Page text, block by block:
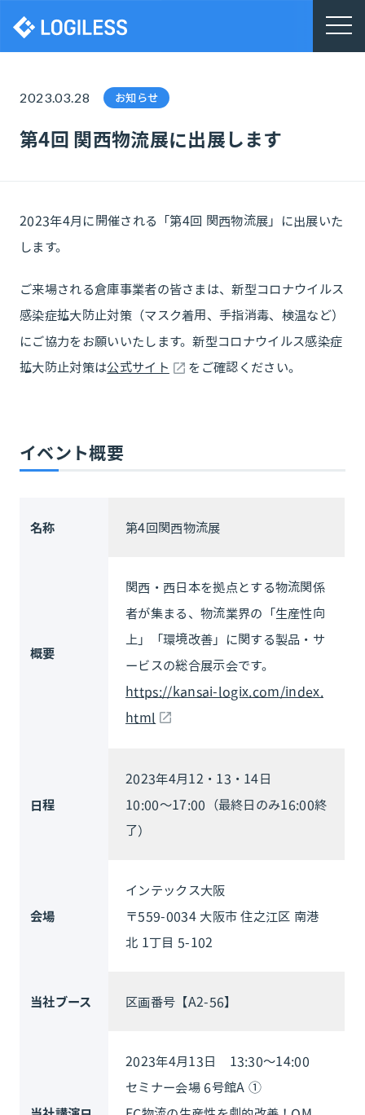
株式会社ロジレス
2023.03.28 お知らせ
第4回 関西物流展に出展します
2023年4月に開催される「第4回 関西物流展」に出展いた
します。
ご来場される倉庫事業者の皆さまは、新型コロナウイルス
感染症拡大防止対策（マスク着用、手指消毒、検温など）
にご協力をお願いいたします。新型コロナウイルス感染症
拡大防止対策は公式サイト をご確認ください。
イベント概要
名称 第4回関西物流展
概要
関西・西日本を拠点とする物流関係
者が集まる、物流業界の「生産性向
上」「環境改善」に関する製品・サ
ービスの総合展示会です。
https://kansai-logix.com/index.
html
日程
2023年4月12・13・14日
10:00～17:00（最終日のみ16:00終
了）
会場
インテックス大阪
〒559-0034 大阪市 住之江区 南港
北 1丁目 5-102
当社ブース 区画番号【A2-56】
2023年4月13日 13:30～14:00
セミナー会場 6号館A ①